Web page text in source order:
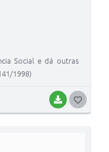
BAIXAR
Social e dá outras
1998)